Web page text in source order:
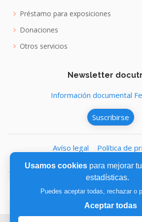
Usamos cookiespara mejorar
estadísticas.
Puedes aceptar todas, rechazar o
Aceptar todas
Préstamo para exposiciones
Donaciones
Otros servicios
Newsletter
Información documental
Suscribirse
Avíso legal
Política de